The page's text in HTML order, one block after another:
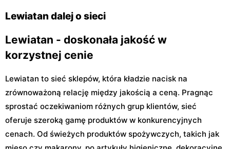
Lewiatan dalej o sieci
Lewiatan - doskonała jakość w
korzystnej cenie
Lewiatan to sieć sklepów, która kładzie nacisk na
zrównoważoną relację między jakością a ceną. Pragnąc
sprostać oczekiwaniom różnych grup klientów, sieć
oferuje szeroką gamę produktów w konkurencyjnych
cenach. Od świeżych produktów spożywczych, takich jak